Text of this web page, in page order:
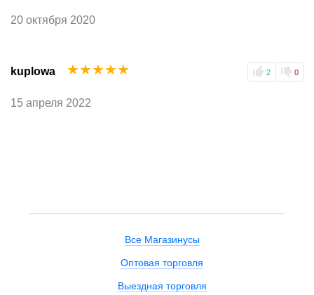
20 октября 2020
kuplowa 2 0
☆
☆
☆
☆
☆
15 апреля 2022
Все Магазинусы
Оптовая торговля
Выездная торговля